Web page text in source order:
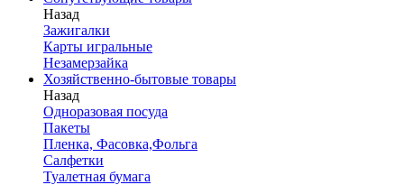
Назад
Зажигалки
Карты игральные
Незамерзайка
Хозяйственно-бытовые товары
Назад
Одноразовая посуда
Пакеты
Пленка, Фасовка,Фольга
Салфетки
Туалетная бумага